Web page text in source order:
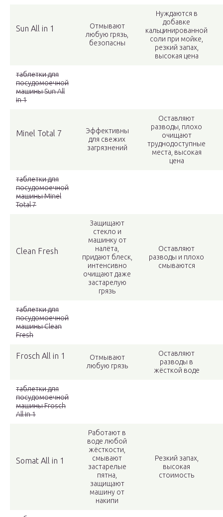
Sun All in 1
Отмывают
любую грязь,
безопасны
Нуждаются в
добавке
кальцинированной
соли при мойке,
резкий запах,
высокая цена
таблетки для
посудомоечной
машины Sun All
in 1
Minel Total 7
Эффективны
для свежих
загрязнений
Оставляют
разводы, плохо
очищают
труднодоступные
места, высокая
цена
таблетки для
посудомоечной
машины Minel
Total 7
Clean Fresh
Защищают
стекло и
машинку от
налёта,
придают блеск,
интенсивно
очищают даже
застарелую
грязь
Оставляют
разводы и плохо
смываются
таблетки для
посудомоечной
машины Clean
Fresh
Frosch All in 1
Отмывают
любую грязь
Оставляют
разводы в
жёсткой воде
таблетки для
посудомоечной
машины Frosch
All in 1
Somat All in 1
Работают в
воде любой
жёсткости,
смывают
застарелые
пятна,
защищают
машину от
накипи
Резкий запах,
высокая
стоимость